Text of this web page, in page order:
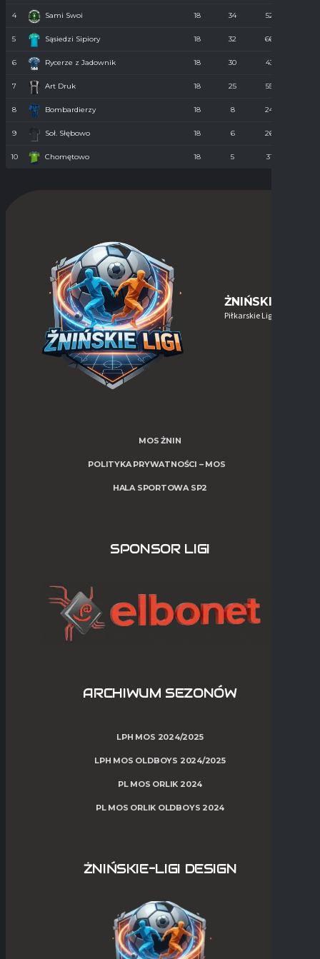
4 Sami Swoi 18 34 52
5 Sąsiedzi Sipiory 18 32 66
6 Rycerze z Jadownik 18 30 43
7 Art Druk 18 25 55
8 Bombardierzy 18 8 24
9 Soł. Słębowo 18 6 26
10 Chomętowo 18 5 31
ŻNIŃSKIE-LIGI
Piłkarskie Ligi w Żninie
MOS ŻNIN
POLITYKA PRYWATNOŚCI – MOS
HALA SPORTOWA SP2
SPONSOR LIGI
ARCHIWUM SEZONÓW
LPH MOS 2024/2025
LPH MOS OLDBOYS 2024/2025
PL MOS ORLIK 2024
PL MOS ORLIK OLDBOYS 2024
ŻNIŃSKIE-LIGI DESIGN